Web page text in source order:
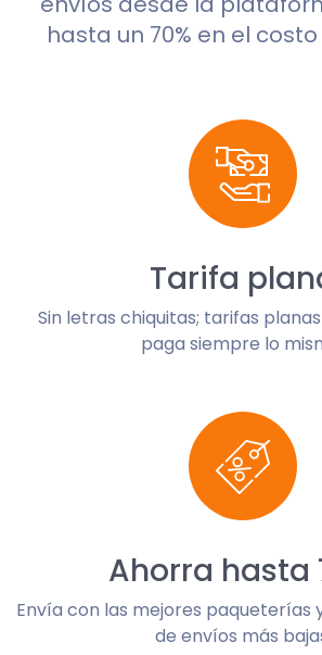
hasta un 70% en el
Tarifa
Sin letras chiquitas; tarifas
paga siempre lo
Ahorra hasta
Envía con las mejores paqueterías
de envíos más